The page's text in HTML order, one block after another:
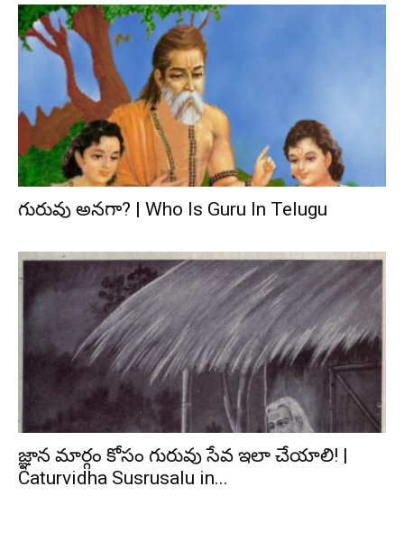
గురువు అనగా? | Who Is Guru In Telugu
జ్ఞాన మార్గం కోసం గురువు సేవ ఇలా చేయాలి! |
Caturvidha Susrusalu in...